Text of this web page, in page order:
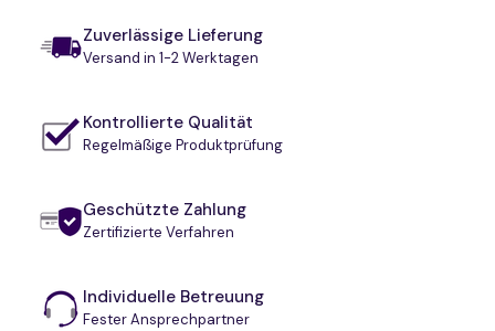
Zuverlässige Lieferung
Versand in 1-2 Werktagen
Kontrollierte Qualität
Regelmäßige Produktprüfung
Geschützte Zahlung
Zertifizierte Verfahren
Individuelle Betreuung
Fester Ansprechpartner